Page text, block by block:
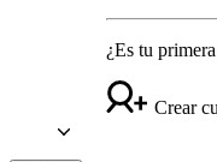
¿Es tu
Crear